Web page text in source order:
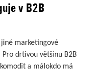
v B2B
marketingové
drtivou většinu B2B
a málokdo má